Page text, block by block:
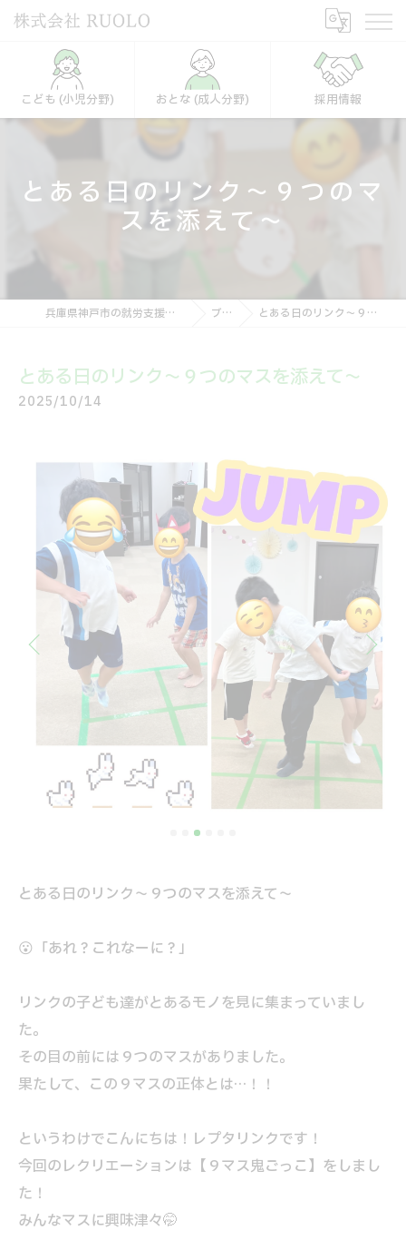
こども (小児分野) おとな (成人分野) 採用情報
とある日のリンク～９つのマ
スを添えて～
兵庫県神戸市の就労支援なら株式会社RUOLO ブログ とある日のリンク～９つのマスを添えて～
とある日のリンク～９つのマスを添えて～
2025/10/14
とある日のリンク～９つのマスを添えて～
😮「あれ？これなーに？」
リンクの子ども達がとあるモノを見に集まっていまし
た。
その目の前には９つのマスがありました。
果たして、この９マスの正体とは…！！
というわけでこんにちは！レプタリンクです！
今回のレクリエーションは【９マス鬼ごっこ】をしまし
た！
みんなマスに興味津々🤭